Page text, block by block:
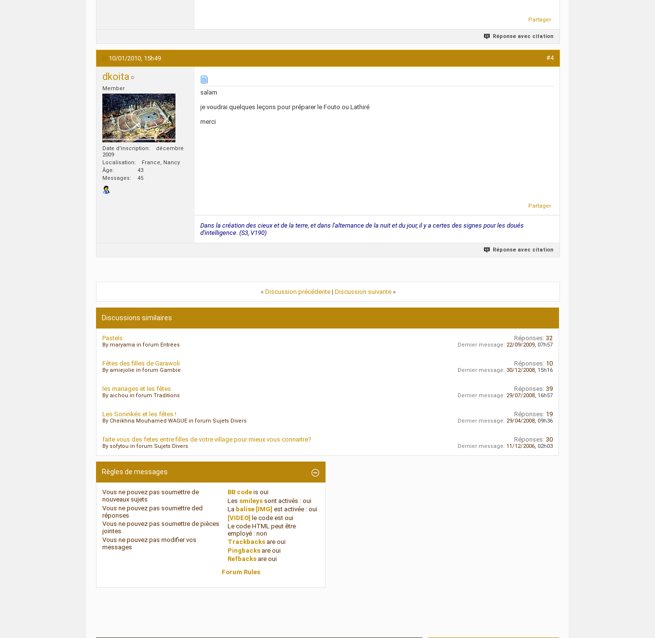
Partager
Réponse avec citation
10/01/2010, 15h49 #4
dkoita
Member
Date d'inscription
décembre
2009
Localisation
France, Nancy
Âge
43
Messages
45
salam
je voudrai quelques leçons pour préparer le Fouto ou Lathiré
merci
Partager
Dans la création des cieux et de la terre, et dans l'alternance de la nuit et du jour, il y a certes des signes pour les doués
d'intelligence. (S3, V190)
Réponse avec citation
« Discussion précédente| Discussion suivante »
Discussions similaires
Pastels
By maryama in forum Entrées
Réponses: 32
Dernier message: 22/09/2009, 07h57
Fêtes des filles de Garawoli
By amiejolie in forum Gambie
Réponses: 10
Dernier message: 30/12/2008, 15h16
les mariages et les fêtes
By aichou in forum Traditions
Réponses: 39
Dernier message: 29/07/2008, 16h57
Les Soninkés et les fêtes !
By Cheikhna Mouhamed WAGUE in forum Sujets Divers
Réponses: 19
Dernier message: 29/04/2008, 09h36
faite vous des fetes entre filles de votre village pour mieux vous connaitre?
By sofytou in forum Sujets Divers
Réponses: 30
Dernier message: 11/12/2006, 02h03
Règles de messages
Vous ne pouvez pas soumettre de
nouveaux sujets
Vous ne pouvez pas soumettre ded
réponses
Vous ne pouvez pas soumettre de pièces
jointes
Vous ne pouvez pas modifier vos
messages
BB codeis oui
Les smileyssont activés : oui
La balise [IMG] est activée : oui
[VIDEO] le code est oui
Le code HTML peut être
employé : non
Trackbacksare oui
Pingbacksare oui
Refbacksare oui
Forum Rules